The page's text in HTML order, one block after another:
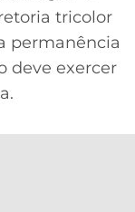
tricolor
permanência
deve exercer